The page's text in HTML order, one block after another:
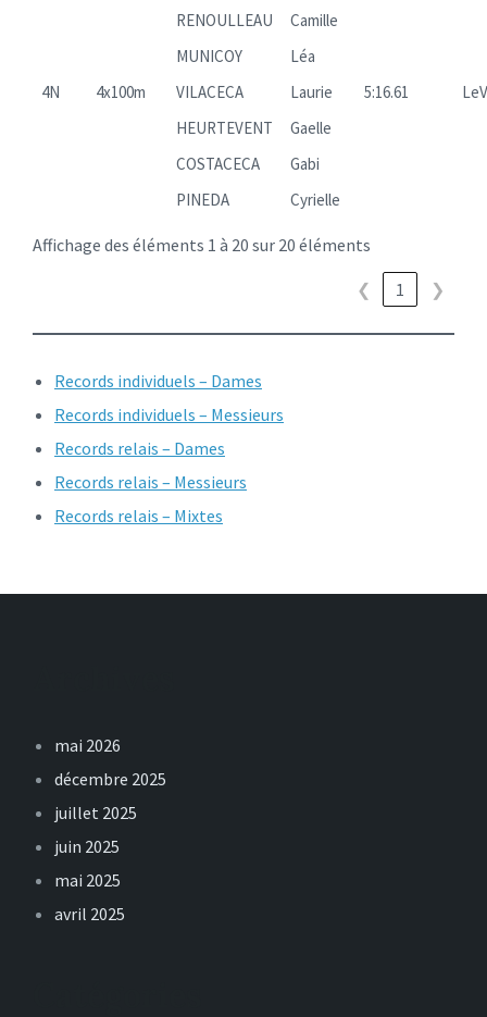
RENOULLEAU
Camille
MUNICOY
Léa
4N
4x100m VILACECA Laurie 5:16.61
HEURTEVENT
Gaelle
COSTACECA
Gabi
PINEDA
Cyrielle
Affichage des éléments 1 à 20 sur 20 éléments
❮ 1 ❯
Records individuels – Dames
Records individuels – Messieurs
Records relais – Dames
Records relais – Messieurs
Records relais – Mixtes
mai 2026
décembre 2025
juillet 2025
juin 2025
mai 2025
avril 2025